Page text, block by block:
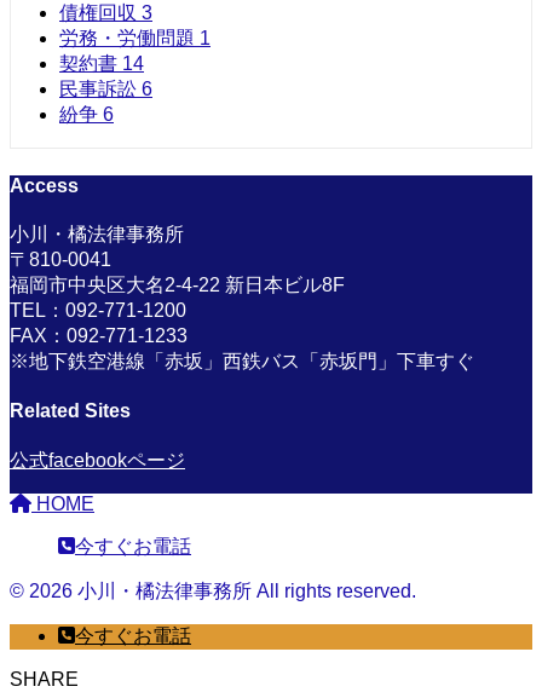
債権回収 3
労務・労働問題 1
契約書 14
民事訴訟 6
紛争 6
Access
小川・橘法律事務所
〒810-0041
福岡市中央区大名2-4-22 新日本ビル8F
TEL：092-771-1200
FAX：092-771-1233
※地下鉄空港線「赤坂」西鉄バス「赤坂門」下車すぐ
Related Sites
公式facebookページ
HOME
今すぐお電話
© 2026 小川・橘法律事務所 All rights reserved.
今すぐお電話
SHARE